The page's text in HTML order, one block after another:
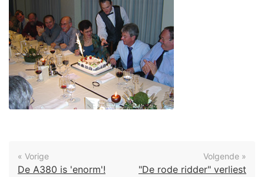
« Vorige
De A380 is 'enorm'!
Volgende »
"De rode ridder" verliest